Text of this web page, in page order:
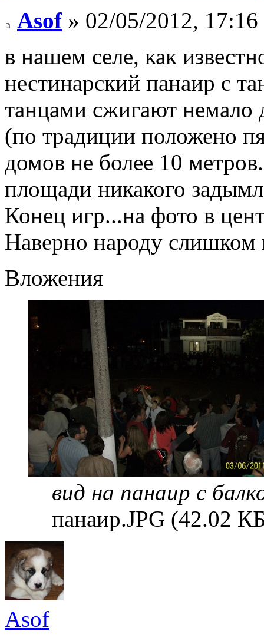
Asof» 02/05/2012, 17:16
в нашем селе, как
нестинарский панаир с
танцами сжигают немало
(по традиции положено
домов не более 10
площади никакого
Конец игр...на фото в
Наверно народу
Вложения
вид на панаир с
панаир.JPG (42.02
Asof